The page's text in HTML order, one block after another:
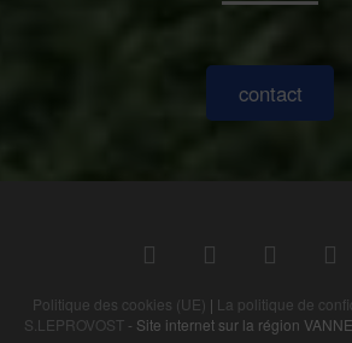
contact
Politique des cookies (UE) | La politique de
S.LEPROVOST- Site internet sur la région